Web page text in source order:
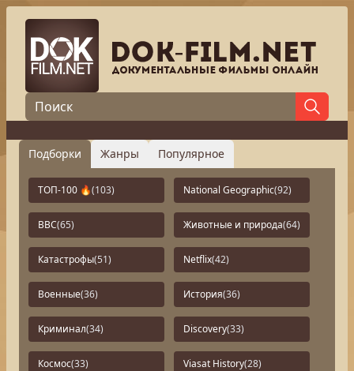
Подборки Жанры Популярное
ТОП-100 🔥(103) National Geographic(92)
BBC(65) Животные и природа(64)
Катастрофы(51) Netflix(42)
Военные(36) История(36)
Криминал(34) Discovery(33)
Космос(33) Viasat History(28)